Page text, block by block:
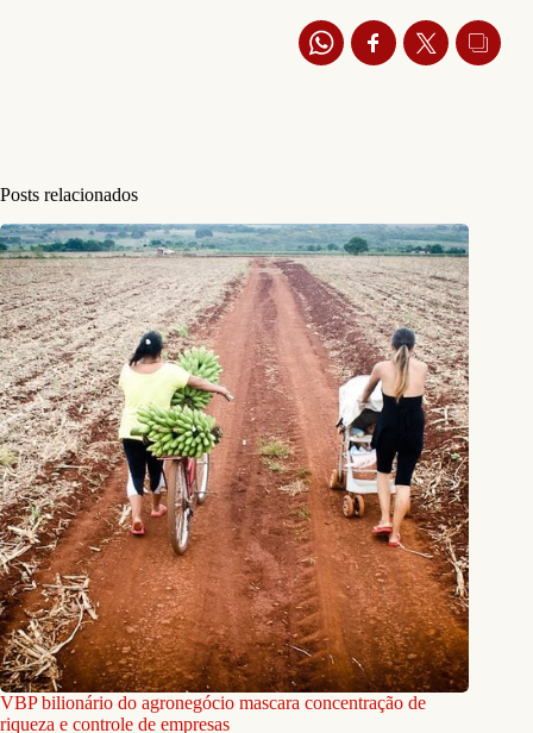
Posts relacionados
VBP bilionário do agronegócio mascara concentração de
riqueza e controle de empresas